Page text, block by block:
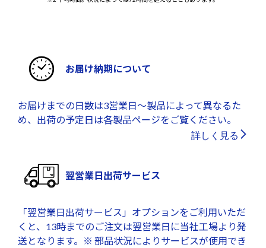
お届け納期について
お届けまでの日数は3営業日～製品によって異なるた
め、出荷の予定日は各製品ページをご覧ください。
詳しく見る
翌営業日出荷サービス
「翌営業日出荷サービス」オプションをご利用いただ
くと、13時までのご注文は翌営業日に当社工場より発
送となります。※ 部品状況によりサービスが使用でき